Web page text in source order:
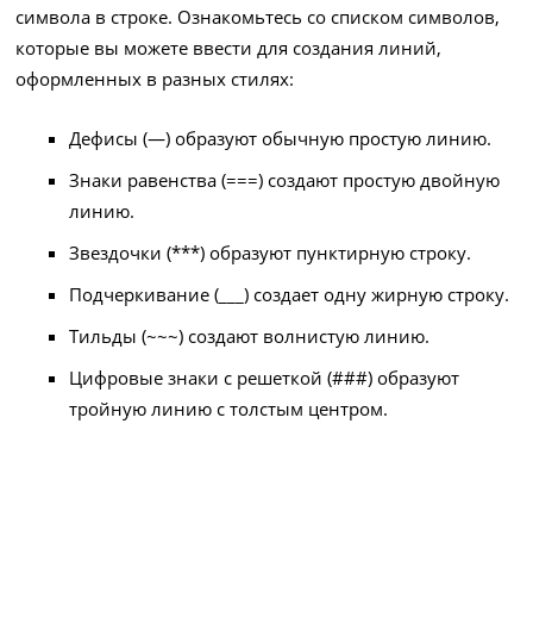
символа в строке. Ознакомьтесь со списком символов,
которые вы можете ввести для создания линий,
оформленных в разных стилях:
Дефисы (—) образуют обычную простую линию.
Знаки равенства (===) создают простую двойную
линию.
Звездочки (***) образуют пунктирную строку.
Подчеркивание (___) создает одну жирную строку.
Тильды (~~~) создают волнистую линию.
Цифровые знаки с решеткой (###) образуют
тройную линию с толстым центром.